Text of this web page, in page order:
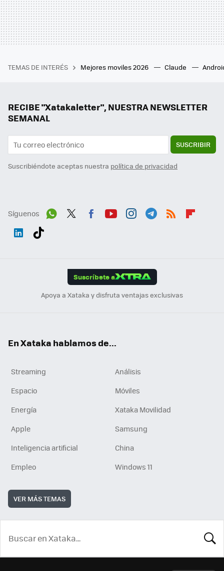
TEMAS DE INTERÉS Mejores moviles 2026 Claude
RECIBE "Xatakaletter", NUESTRA NEWSLETTER
SEMANAL
SUSCRIBIR
Suscribiéndote aceptas nuestra política de privacidad
Síguenos
Suscríbete a
Apoya a Xataka y disfruta ventajas exclusivas
En Xataka hablamos de...
Streaming
Análisis
Espacio
Móviles
Energía
Xataka Movilidad
Apple
Samsung
Inteligencia artificial
China
Empleo
Windows 11
VER MÁS TEMAS